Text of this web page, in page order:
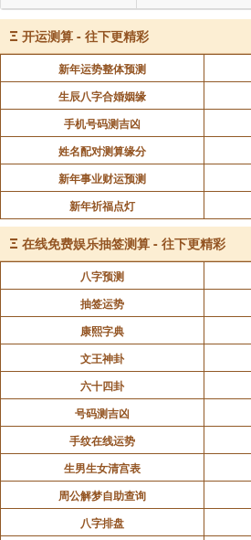
Ξ 开运测算 - 往下更精彩
新年运势整体预测
生辰八字合婚姻缘
手机号码测吉凶
姓名配对测算缘分
新年事业财运预测
新年祈福点灯
Ξ 在线免费娱乐抽签测算 - 往下更精彩
八字预测
抽签运势
康熙字典
文王神卦
六十四卦
号码测吉凶
手纹在线运势
生男生女清宫表
周公解梦自助查询
八字排盘